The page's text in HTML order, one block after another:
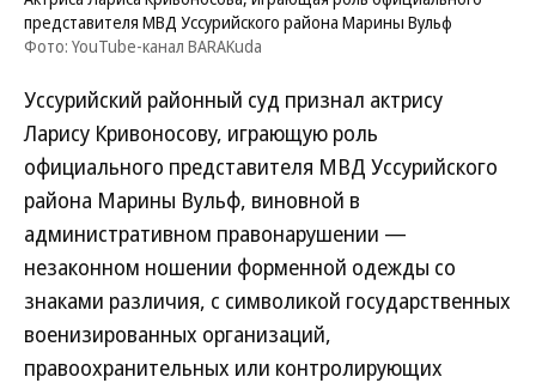
представителя МВД Уссурийского района Марины Вульф
Фото: YouTube-канал BARAKuda
Уссурийский районный суд признал актрису
Ларису Кривоносову, играющую роль
официального представителя МВД Уссурийского
района Марины Вульф, виновной в
административном правонарушении —
незаконном ношении форменной одежды со
знаками различия, с символикой государственных
военизированных организаций,
правоохранительных или контролирующих